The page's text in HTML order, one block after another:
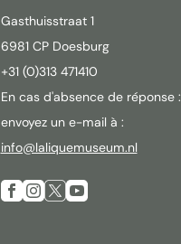
Gasthuisstraat 1
6981 CP Doesburg
+31 (0)313 471410
En cas d'absence de réponse :
envoyez un e-mail à :
info@laliquemuseum.nl